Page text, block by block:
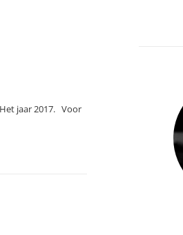
jaar 2017. Voor